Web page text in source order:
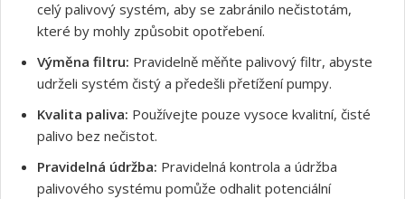
celý palivový systém, aby se zabránilo nečistotám,
které by mohly způsobit opotřebení.
Výměna filtru: Pravidelně měňte palivový filtr, abyste
udrželi systém čistý a předešli přetížení pumpy.
Kvalita paliva: Používejte pouze vysoce kvalitní, čisté
palivo bez nečistot.
Pravidelná údržba: Pravidelná kontrola a údržba
palivového systému pomůže odhalit potenciální